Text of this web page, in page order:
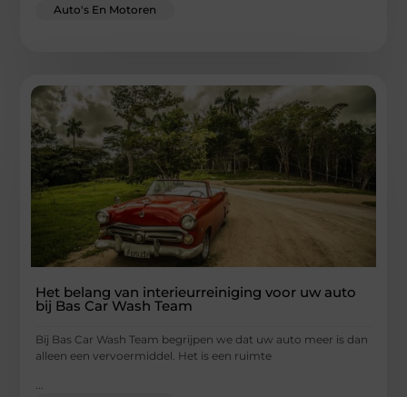
Auto's En Motoren
Het belang van interieurreiniging voor uw auto
bij Bas Car Wash Team
Bij Bas Car Wash Team begrijpen we dat uw auto meer is dan
alleen een vervoermiddel. Het is een ruimte
...